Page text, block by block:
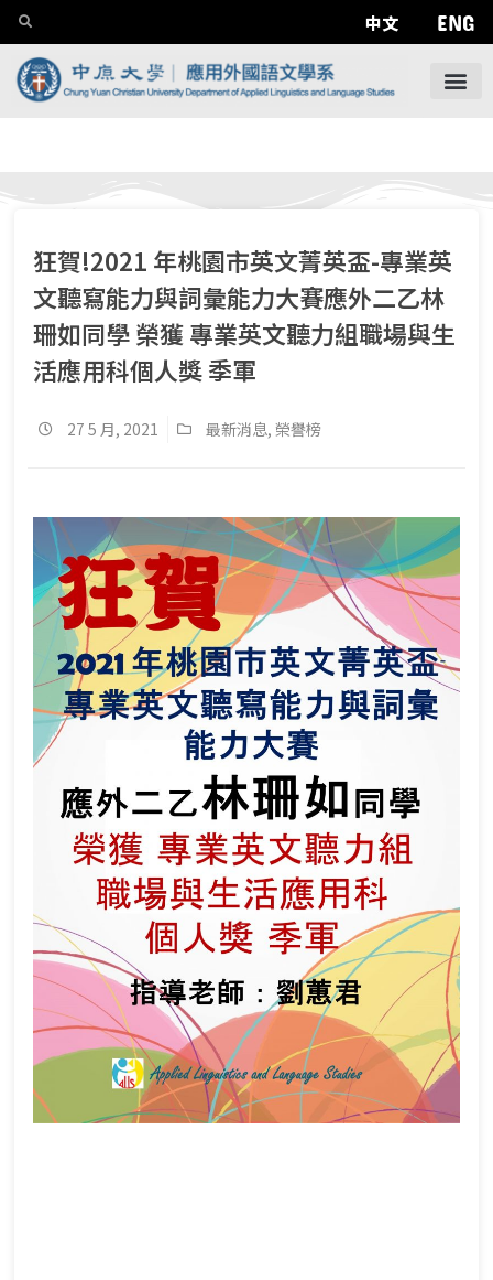
中文 ENG
狂賀!2021 年桃園市英文菁英盃-專業英
文聽寫能力與詞彙能力大賽應外二乙林
珊如同學 榮獲 專業英文聽力組職場與生
活應用科個人獎 季軍
27 5 月, 2021 最新消息, 榮譽榜